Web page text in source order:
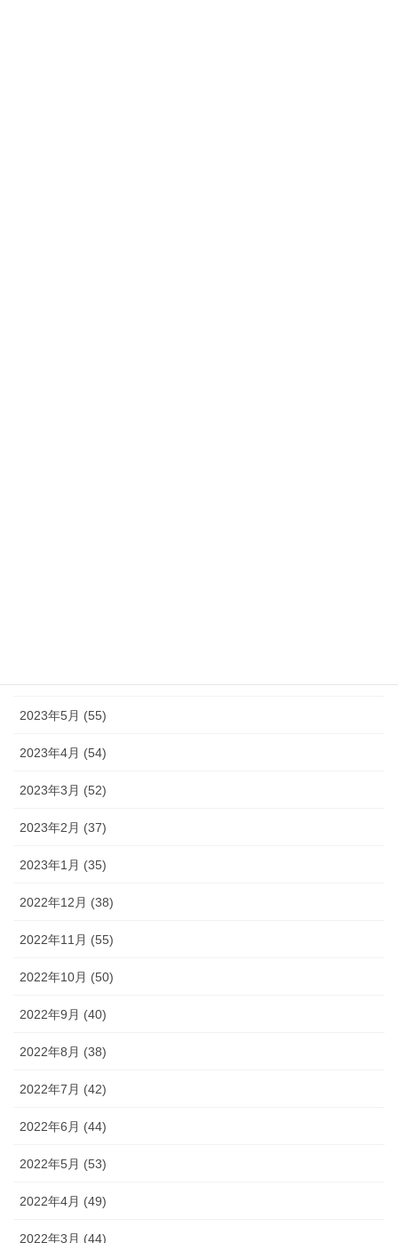
2023年5月 (55)
2023年4月 (54)
2023年3月 (52)
2023年2月 (37)
2023年1月 (35)
2022年12月 (38)
2022年11月 (55)
2022年10月 (50)
2022年9月 (40)
2022年8月 (38)
2022年7月 (42)
2022年6月 (44)
2022年5月 (53)
2022年4月 (49)
2022年3月 (44)